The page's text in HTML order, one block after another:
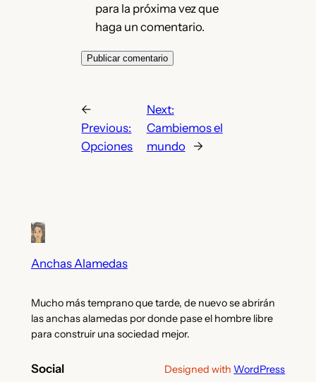
para la próxima vez que
haga un comentario.
←
Previous:
Opciones
Next:
Cambiemos el
mundo
→
Anchas Alamedas
Mucho más temprano que tarde, de nuevo se abrirán
las anchas alamedas por donde pase el hombre libre
para construir una sociedad mejor.
Social Designed with WordPress